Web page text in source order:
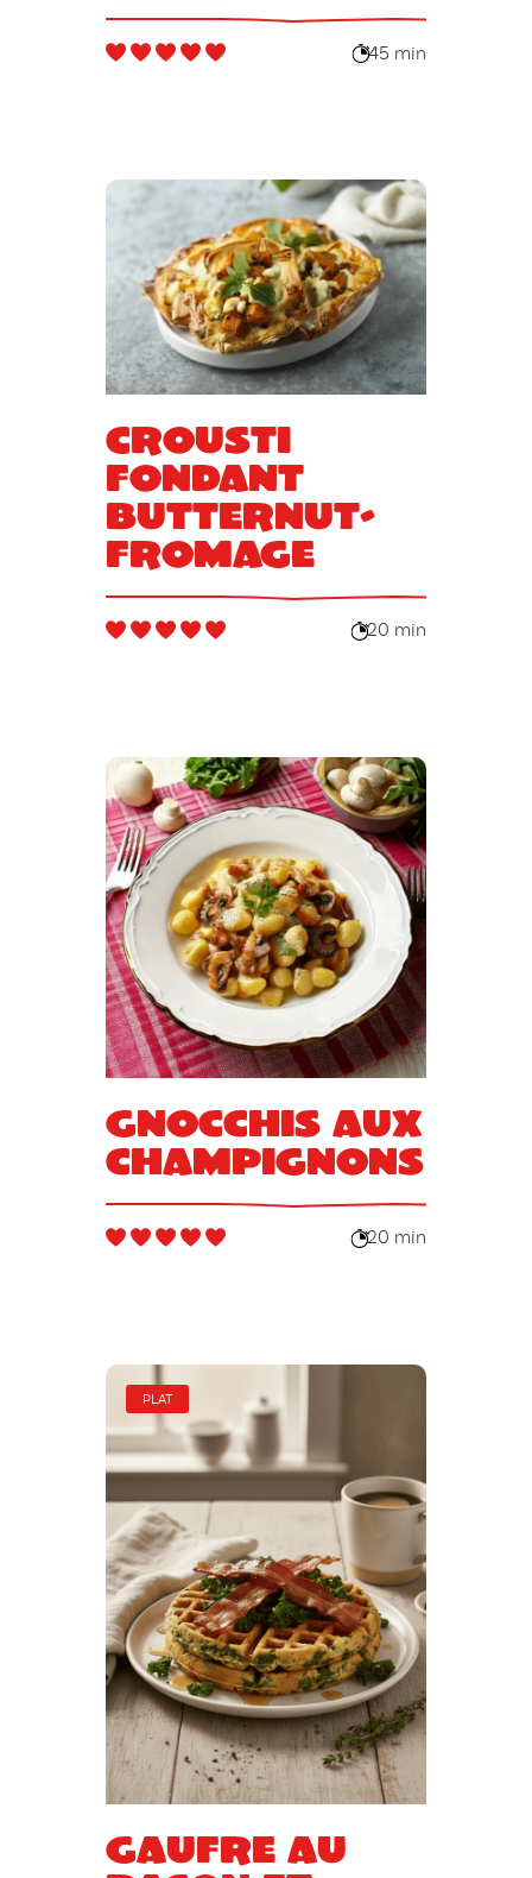
45 min
Crousti
fondant
butternut-
fromage
20 min
Gnocchis aux
champignons
20 min
PLAT
Gaufre au